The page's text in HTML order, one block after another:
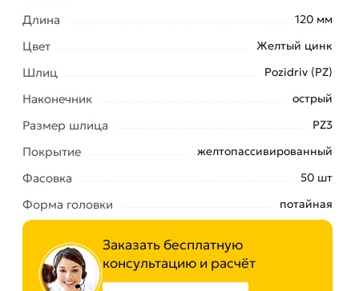
Длина 120 мм
Цвет Желтый цинк
Шлиц Pozidriv (PZ)
Наконечник острый
Размер шлица PZ3
Покрытие желтопассивированный
Фасовка 50 шт
Форма головки потайная
Заказать бесплатную
консультацию и расчёт